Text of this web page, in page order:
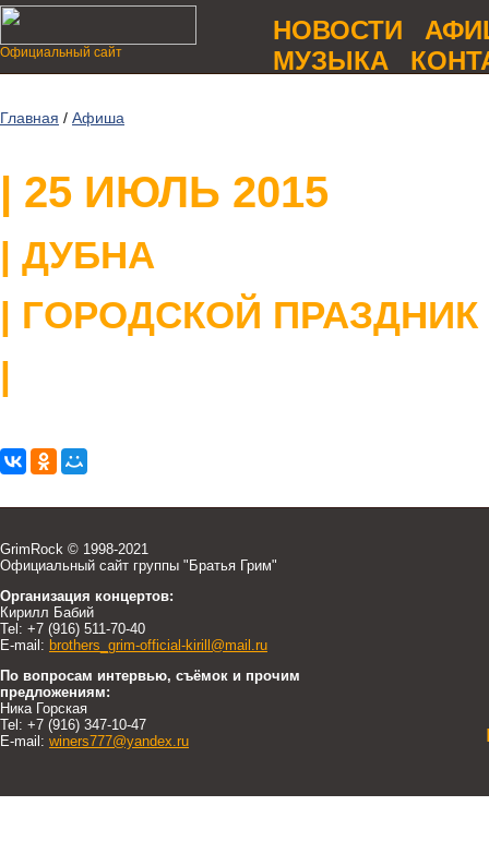
Официальный сайт
НОВОСТИ
МУЗЫКА
Главная / Афиша
| 25 ИЮЛЬ 2015
| ДУБНА
| ГОРОДСКОЙ ПРАЗДНИК
|
GrimRock © 1998-2021
Официальный сайт группы "Братья Грим"
Организация концертов:
Кирилл Бабий
Tel: +7 (916) 511-70-40
E-mail: brothers_grim-official-kirill@mail.ru
По вопросам интервью, съёмок и прочим
предложениям:
Ника Горская
Tel: +7 (916) 347-10-47
E-mail: winers777@yandex.ru